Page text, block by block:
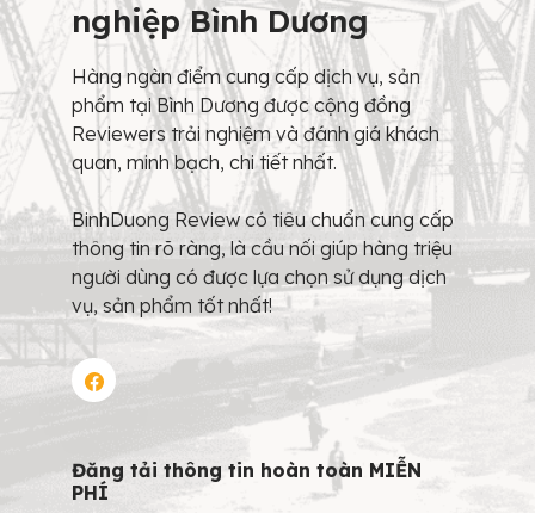
nghiệp Bình Dương
Hàng ngàn điểm cung cấp dịch vụ, sản
phẩm tại Bình Dương được cộng đồng
Reviewers trải nghiệm và đánh giá khách
quan, minh bạch, chi tiết nhất.
BinhDuong Review có tiêu chuẩn cung cấp
thông tin rõ ràng, là cầu nối giúp hàng triệu
người dùng có được lựa chọn sử dụng dịch
vụ, sản phẩm tốt nhất!
Đăng tải thông tin hoàn toàn MIỄN
PHÍ